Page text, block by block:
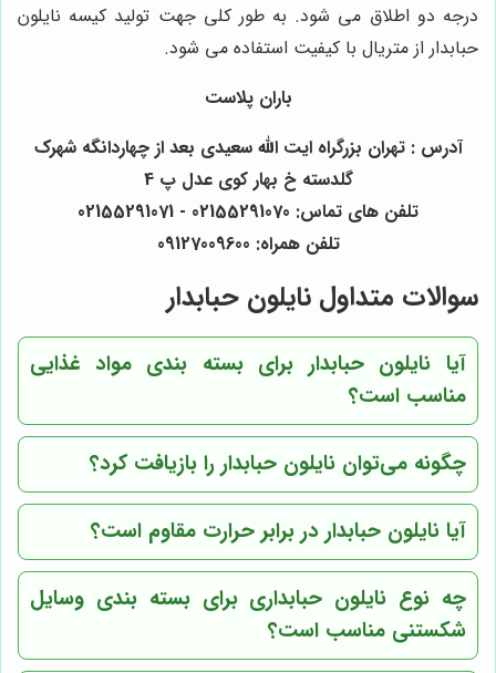
درجه دو اطلاق می شود. به طور کلی جهت تولید کیسه نایلون
حبابدار از متریال با کیفیت استفاده می شود.
باران پلاست
آدرس : تهران بزرگراه ایت الله سعیدی بعد از چهاردانگه شهرک
گلدسته خ بهار کوی عدل پ 4
تلفن های تماس: 02155291070 - 02155291071
تلفن همراه: 09127009600
سوالات متداول نایلون حبابدار
آیا نایلون حبابدار برای بسته بندی مواد غذایی
مناسب است؟
چگونه می‌توان نایلون حبابدار را بازیافت کرد؟
آیا نایلون حبابدار در برابر حرارت مقاوم است؟
چه نوع نایلون حبابداری برای بسته بندی وسایل
شکستنی مناسب است؟